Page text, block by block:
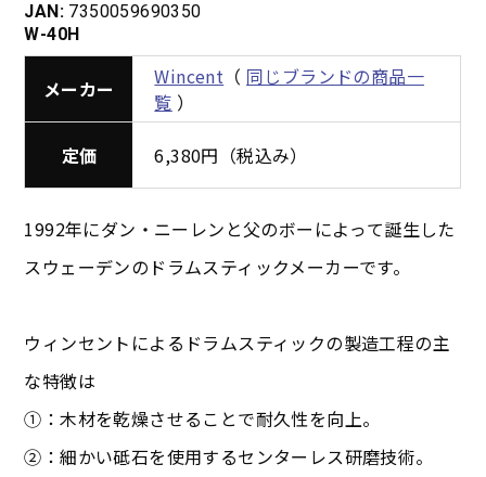
JAN: 7350059690350
W-40H
メーカー Wincent （ 同じブランドの商品一
覧 ）
定価 6,380円（税込み）
1992年にダン・ニーレンと父のボーによって誕生した
スウェーデンのドラムスティックメーカーです。
ウィンセントによるドラムスティックの製造工程の主
な特徴は
①：木材を乾燥させることで耐久性を向上。
②：細かい砥石を使用するセンターレス研磨技術。